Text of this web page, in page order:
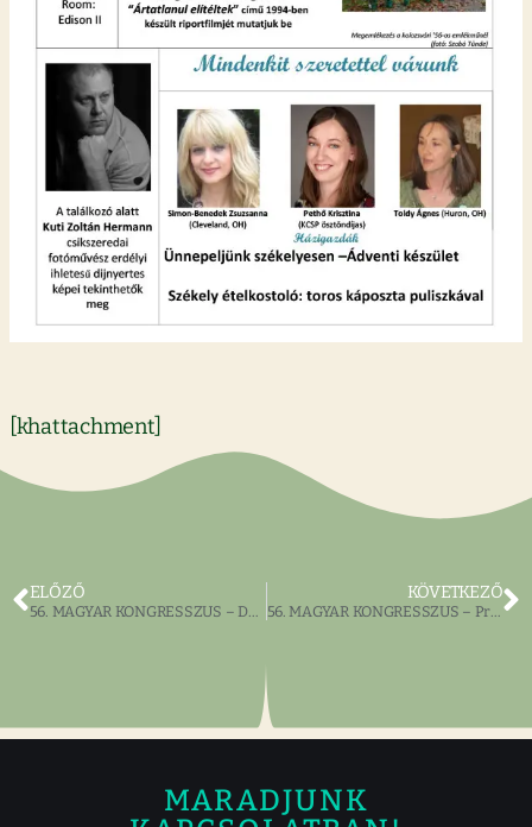
[khattachment]
ELŐZŐ
56. MAGYAR KONGRESSZUS – Dömötörffy Éva: „Ékszerkiállítás”
KÖVETKEZŐ
MARADJUNK